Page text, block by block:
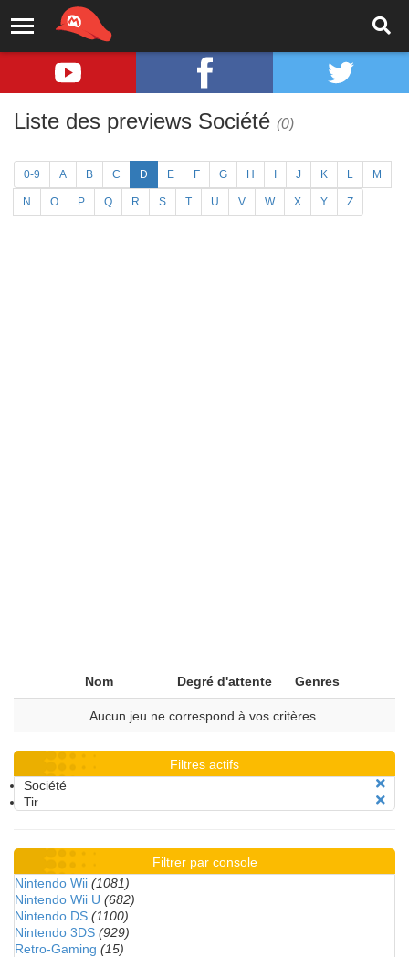
Liste des previews Société (0)
0-9 A B C D E F G H J K L M
N O P Q R S T U V W X Y Z
Nom Degré d'attente Genres
Aucun jeu ne correspond à vos critères.
Filtres actifs
Société
Tir
Filtrer par console
Nintendo Wii (1081)
Nintendo Wii U (682)
Nintendo DS (1100)
Nintendo 3DS (929)
Retro-Gaming (15)